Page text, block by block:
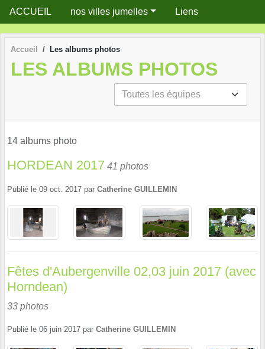
ACCUEIL nos villes jumelles Liens
Accueil Les albums photos
LES ALBUMS PHOTOS
14 albums photo
HORDEAN 2017 41 photos
Publié le 09 oct. 2017 par Catherine GUILLEMIN
Fêtes d'Aubergenville 02,03 juin 2017 (avec
Horndean)
33 photos
Publié le 06 juin 2017 par Catherine GUILLEMIN
Panneau de gestion des cookies